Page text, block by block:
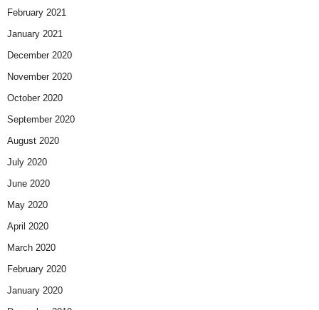
February 2021
January 2021
December 2020
November 2020
October 2020
September 2020
August 2020
July 2020
June 2020
May 2020
April 2020
March 2020
February 2020
January 2020